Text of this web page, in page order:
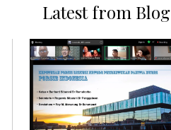
Latest from Blog